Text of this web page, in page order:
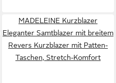
MADELEINE Kurzblazer
Eleganter Samtblazer mit breitem
Revers Kurzblazer mit Patten-
Taschen, Stretch-Komfort